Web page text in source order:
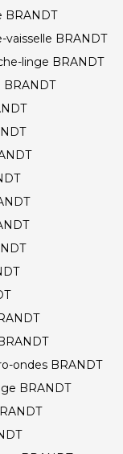
BRANDT
vaisselle BRANDT
linge BRANDT
BRANDT
ondes BRANDT
BRANDT